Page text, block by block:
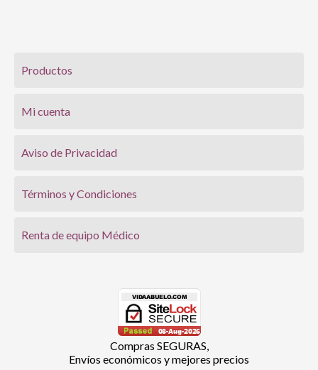
Productos
Mi cuenta
Aviso de Privacidad
Términos y Condiciones
Renta de equipo Médico
Compras SEGURAS,
Envíos económicos y mejores precios